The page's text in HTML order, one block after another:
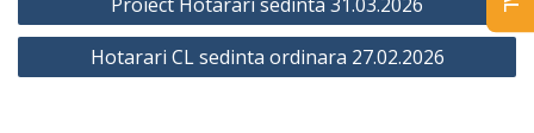
în
articoleHotarari CL sedinta ordinara 27.02.2026